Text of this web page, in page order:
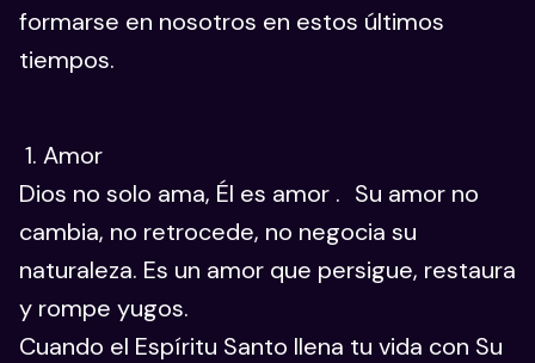
formarse en nosotros en estos últimos
tiempos.
1. Amor
Dios no solo ama, Él es amor . Su amor no
cambia, no retrocede, no negocia su
naturaleza. Es un amor que persigue, restaura
y rompe yugos.
Cuando el Espíritu Santo llena tu vida con Su